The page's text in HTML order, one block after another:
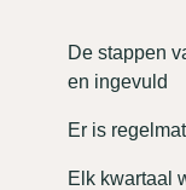
De stappen
en ingevuld
Er is
Elk kwartaal